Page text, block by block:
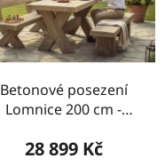
Betonové posezení
Lomnice 200 cm -
28 899 Kč